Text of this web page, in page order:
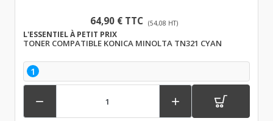
64,90 € TTC (54,08 HT)
L'ESSENTIEL À PETIT PRIX
TONER COMPATIBLE KONICA MINOLTA TN321 CYAN
1
 